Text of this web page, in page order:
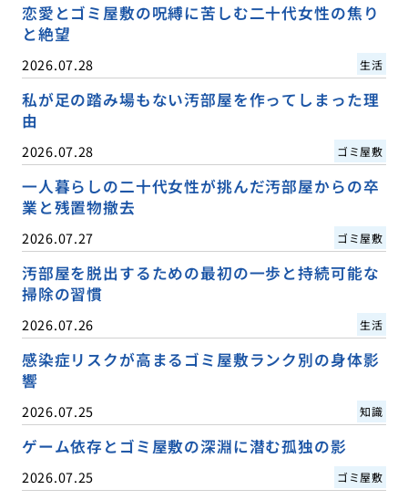
恋愛とゴミ屋敷の呪縛に苦しむ二十代女性の焦り
と絶望
2026.07.28 生活
私が足の踏み場もない汚部屋を作ってしまった理
由
2026.07.28 ゴミ屋敷
一人暮らしの二十代女性が挑んだ汚部屋からの卒
業と残置物撤去
2026.07.27 ゴミ屋敷
汚部屋を脱出するための最初の一歩と持続可能な
掃除の習慣
2026.07.26 生活
感染症リスクが高まるゴミ屋敷ランク別の身体影
響
2026.07.25 知識
ゲーム依存とゴミ屋敷の深淵に潜む孤独の影
2026.07.25 ゴミ屋敷